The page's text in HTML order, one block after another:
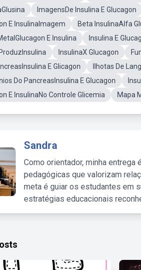
ImagensDe Insulina E Glucagon
E InsulinaImagem
Beta InsulinaAlfa
E Insulina
Insulina E
InsulinaX Glucagon
E Glicagon
Ilhotas De
Do PancreasInsulina E Glucagon
E InsulinaNo Controle Glicemia
Mapa
Sandra
Como orientador, minha
pedagógicas que valorizam
meta é guiar os estudantes em
estratégias educacionais